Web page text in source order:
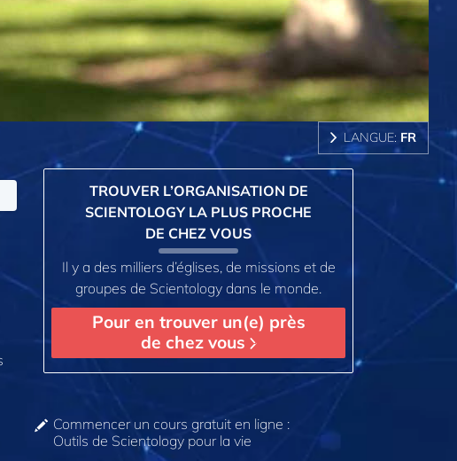
LANGUE: FR
TROUVER L’ORGANISATION DE
SCIENTOLOGY LA PLUS PROCHE
DE CHEZ VOUS
Il y a des milliers d’églises, de missions et de
groupes de Scientology dans le monde.
Pour en trouver un(e) près
de chez vous
Commencer un cours gratuit en ligne :
Outils de Scientology pour la vie